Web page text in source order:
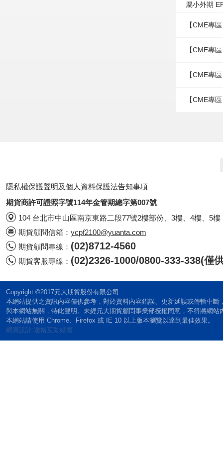
屬小外期
【CME專
【CME專
【CME專
【CME專
隱私權保護聲明及個人資料保護法告知事項
期貨商許可證照字號114年金管期總字第007號
104 台北市中山區南京東路二段77號2樓部份、3樓、4樓、5樓
期貨顧問信箱： ycpf2100@yuanta.com
期貨顧問專線： (02)8712-4560
期貨客服專線： (02)2326-1000/0800-333-338(僅
Copyright ©2017元大期貨股份有限公司
本網站提供之資訊內容僅供參考，對於資料內容錯誤、更新延誤或傳輸中
與本網站無關，特此聲明。未經元大期貨顧問事業部授權同意，不得將網站
本網站請使用 Chrome、Firefox 或 IE 10 以上版本瀏覽以達到最佳效果。
網頁設計:達格互動媒體